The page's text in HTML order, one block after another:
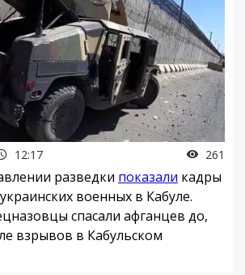
12:17 261
разведки показали кадры
военных в Кабуле.
спасали афганцев до,
взрывов в Кабульском